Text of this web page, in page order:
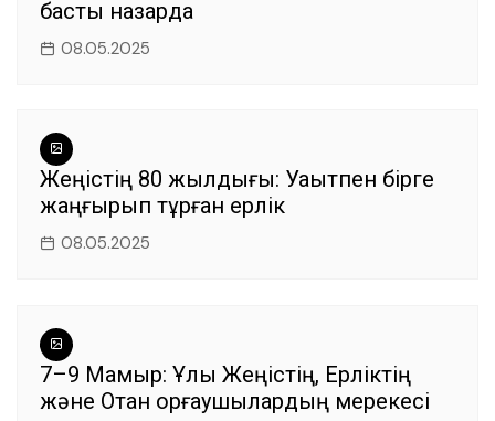
басты назарда
08.05.2025
Жеңістің 80 жылдығы: Уақытпен бірге
жаңғырып тұрған ерлік
08.05.2025
7–9 Мамыр: Ұлы Жеңістің, Ерліктің
және Отан қорғаушылардың мерекесі